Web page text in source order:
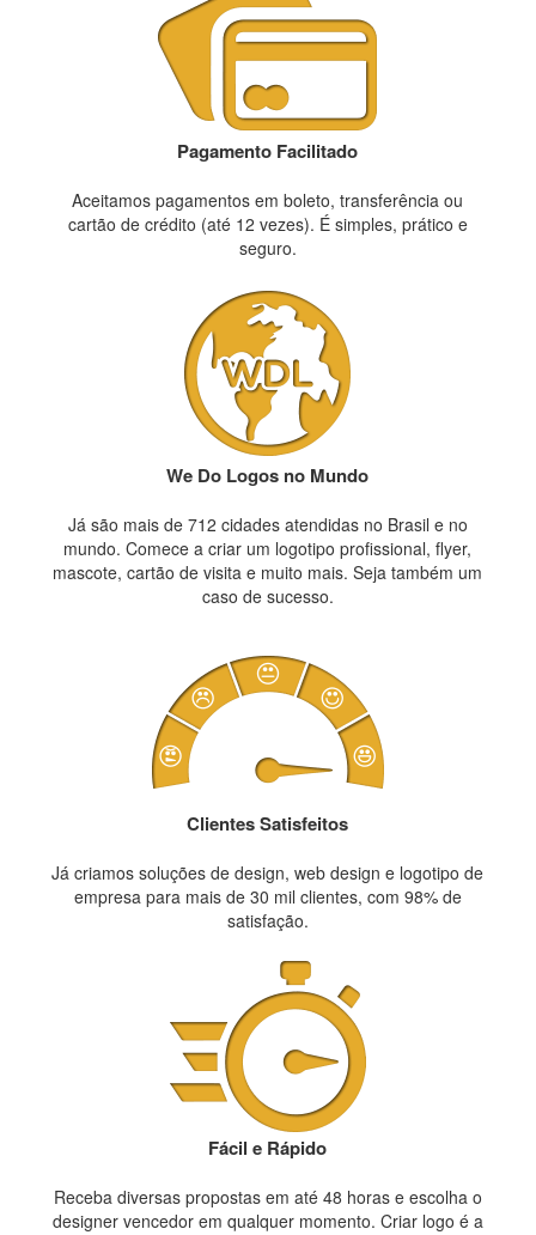
Pagamento Facilitado
Aceitamos pagamentos em boleto, transferência ou
cartão de crédito (até 12 vezes). É simples, prático e
seguro.
We Do Logos no Mundo
Já são mais de 712 cidades atendidas no Brasil e no
mundo. Comece a criar um logotipo profissional, flyer,
mascote, cartão de visita e muito mais. Seja também um
caso de sucesso.
Clientes Satisfeitos
Já criamos soluções de design, web design e logotipo de
empresa para mais de 30 mil clientes, com 98% de
satisfação.
Fácil e Rápido
Receba diversas propostas em até 48 horas e escolha o
designer vencedor em qualquer momento. Criar logo é a